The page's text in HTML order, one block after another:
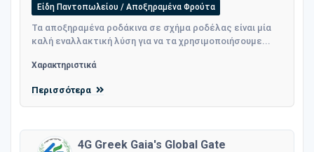
Είδη Παντοπωλείου / Αποξηραμένα Φρούτα
Τα αποξηραμένα ροδάκινα σε σχήμα ροδέλας είναι μία
καλή εναλλακτική λύση για να τα χρησιμοποιήσουμε...
Χαρακτηριστικά
Περισσότερα
4G Greek Gaia's Global Gate